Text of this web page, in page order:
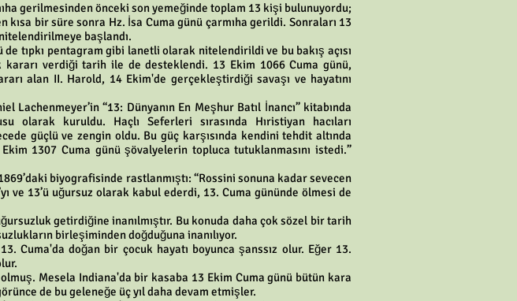
gerilmesinden önceki son yemeğinde toplam 13 kişi bulunuyordu;
bir süre sonra Hz. İsa Cuma günü çarmıha gerildi. Sonraları 13
başlandı.
de tıpkı pentagram gibi lanetli olarak nitelendirildi ve bu bakış açısı
kararı verdiği tarih ile de desteklendi. 13 Ekim 1066 Cuma günü,
alan II. Harold, 14 Ekim'de gerçekleştirdiği savaşı ve hayatını
“13: Dünyanın En Meşhur Batıl İnancı” kitabında
olarak kuruldu. Haçlı Seferleri sırasında Hıristiyan hacıları
güçlü ve zengin oldu. Bu güç karşısında kendini tehdit altında
1307 Cuma günü şövalyelerin topluca tutuklanmasını istedi.”
biyografisinde rastlanmıştı: “Rossini sonuna kadar sevecen
ve 13’ü uğursuz olarak kabul ederdi, 13. Cuma gününde ölmesi de
getirdiğine inanılmıştır. Bu konuda daha çok sözel bir tarih
birleşiminden doğduğuna inanılıyor.
Cuma'da doğan bir çocuk hayatı boyunca şanssız olur. Eğer 13.
Mesela Indiana'da bir kasaba 13 Ekim Cuma günü bütün kara
de bu geleneğe üç yıl daha devam etmişler.